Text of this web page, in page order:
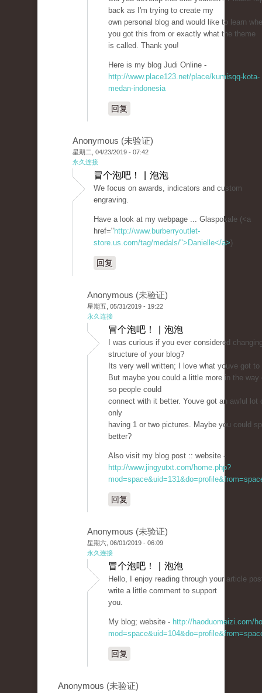
back as I'm trying to create my
own personal blog and would like to learn
you got this from or exactly what the theme
is called. Thank you!
Here is my blog Judi Online -
http://www.place123.net/place/kumisqq-kota-
medan-indonesia
回复
Anonymous (未验证)
星期二, 04/23/2019 - 07:42
永久连接
冒个泡吧！ | 泡泡
We focus on awards, indicators and custom
engraving.
Have a look at my webpage ... Glaspokale (<a
href=" http://www.burberryoutlet-
store.us.com/tag/medals/">Danielle</a>)
回复
Anonymous (未验证)
星期五, 05/31/2019 - 19:22
永久连接
冒个泡吧！ | 泡泡
I was curious if you ever considered
structure of your blog?
Its very well written; I love what youve got to
But maybe you could a little more in the way
so people could
connect with it better. Youve got an awful lot
only
having 1 or two pictures. Maybe you could
better?
Also visit my blog post :: website -
http://www.jingyutxt.com/home.php?
回复
Anonymous (未验证)
星期六, 06/01/2019 - 06:09
永久连接
冒个泡吧！ | 泡泡
Hello, I enjoy reading through your article
write a little comment to support
you.
My blog; website - http://haoduomeizi.com/
回复
Anonymous (未验证)